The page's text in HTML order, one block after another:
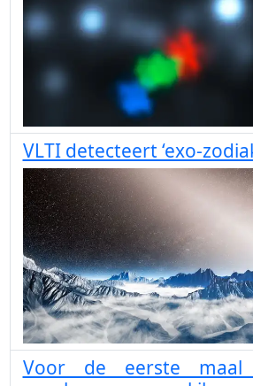
VLTI detecteert ‘exo-
Voor de eerste maal